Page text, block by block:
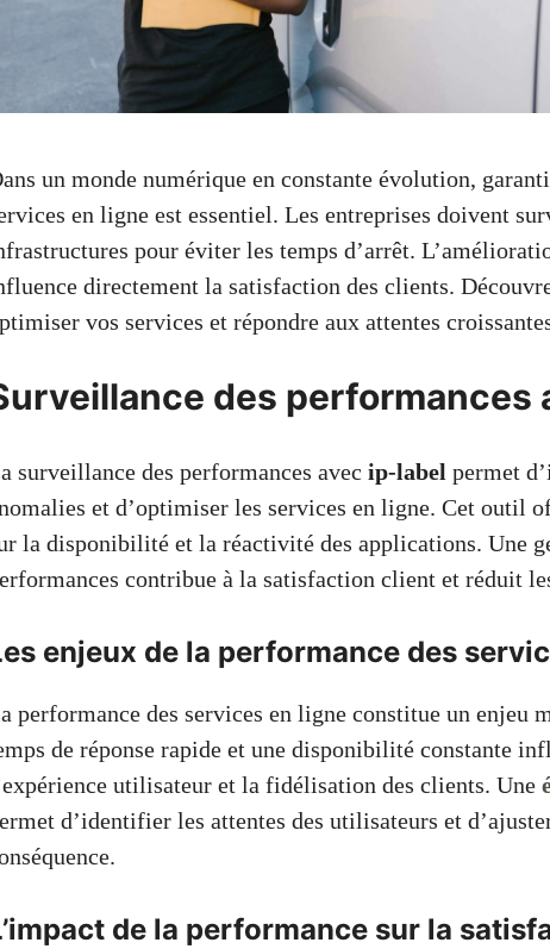
un monde numérique en constante évolution,
en ligne est essentiel. Les entreprises doivent
pour éviter les temps d’arrêt.
directement la satisfaction des clients.
vos services et répondre aux attentes
des performances
surveillance des performances avec ip-label permet
et d’optimiser les services en ligne. Cet outil
la disponibilité et la réactivité des applications. Une
contribue à la satisfaction client et réduit
enjeux de la performance des
performance des services en ligne constitue un enjeu
de réponse rapide et une disponibilité constante
utilisateur et la fidélisation des clients. Une
d’identifier les attentes des utilisateurs et
de la performance sur la